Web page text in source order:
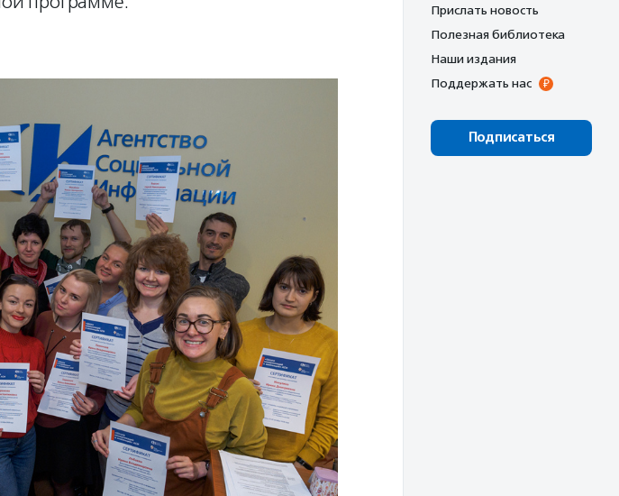
Прислать новость
Полезная библиотека
Наши издания
Поддержать нас
Подписаться